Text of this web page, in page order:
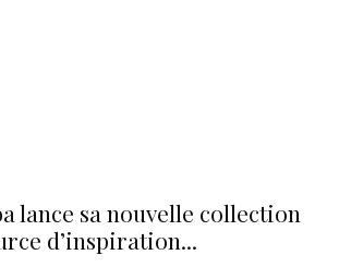
lance sa nouvelle collection
d’inspiration...